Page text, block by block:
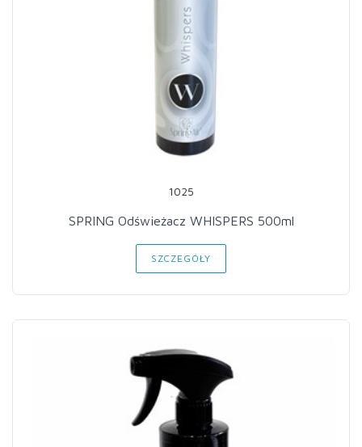
1025
SPRING Odświeżacz WHISPERS 500ml
SZCZEGÓŁY